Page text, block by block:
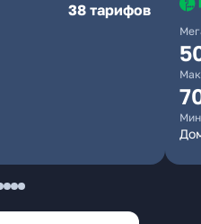
38 тарифов